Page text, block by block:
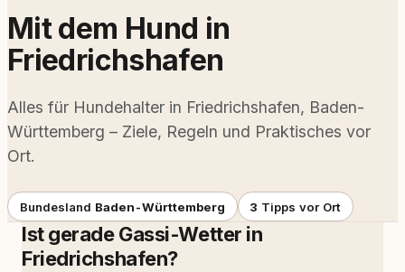
Mit dem Hund in
Friedrichshafen
Alles für Hundehalter in Friedrichshafen, Baden-
Württemberg – Ziele, Regeln und Praktisches vor
Ort.
Bundesland Baden-Württemberg 3 Tipps vor Ort
Ist gerade Gassi-Wetter in
Friedrichshafen?